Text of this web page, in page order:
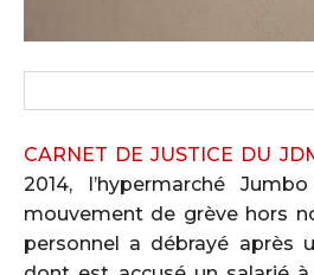
CARNET DE JUSTICE DU
2014, l’hypermarché
mouvement de grève hors
personnel a débrayé après